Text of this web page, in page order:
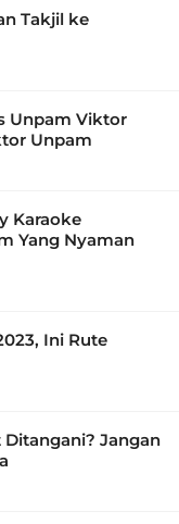
Takjil ke
Unpam Viktor
Unpam
Karaoke
Yang Nyaman
Ini Rute
Jangan